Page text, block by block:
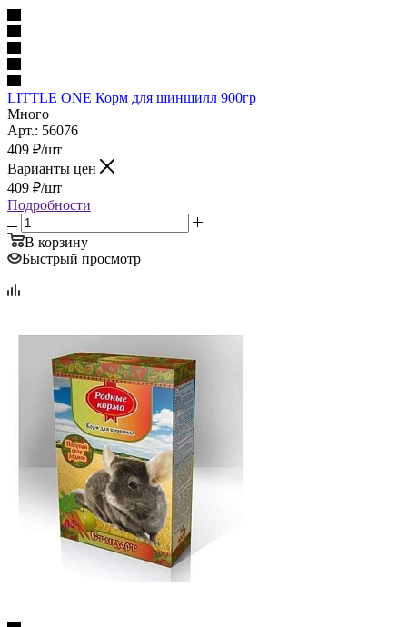
LITTLE ONE Корм для шиншилл 900гр
Много
Арт.: 56076
409 ₽/шт
Варианты цен
409 ₽/шт
Подробности
В корзину
Быстрый просмотр